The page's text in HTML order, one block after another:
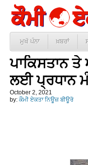
ਮੁਖੱ ਪੰਨਾ ਖ਼ਬਰਾਂ
ਪਾਕਿਸਤਾਨ
ਲਈ ਪ੍ਰਧਾਨ
October 2, 2021
by: ਕੌਮੀ ਏਕਤਾ ਨਿਊਜ਼ ਬੀਊਰੋ